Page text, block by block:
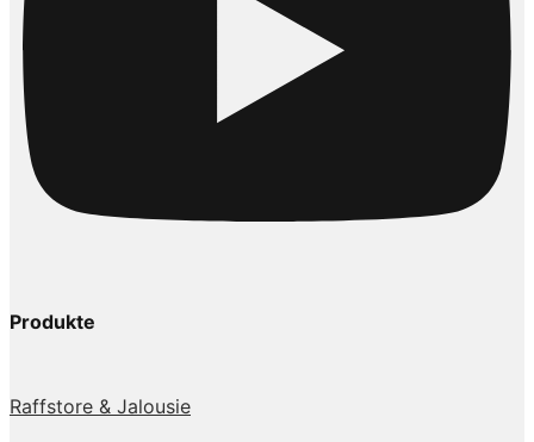
Produkte
Raffstore & Jalousie